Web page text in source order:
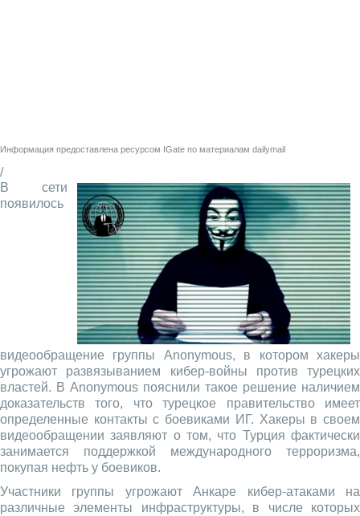
Информация предоставлена ресурсом IGate по материалам dailymail
/
В сети
появилось
видеообращение группы Anonymous, в котором хакеры
угрожают развязыванием кибер-войны против турецких
властей. В Anonymous пояснили такое решение наличием
доказательств того, что турецкое правительство имеет
определенные контакты с боевиками ИГ. Хакеры в своем
видеообращении заявляют о том, что Турция фактически
занимается поддержкой международного терроризма,
покупая нефть у боевиков.
Участники группы угрожают Анкаре кибер-атаками на
различные элементы инфраструктуры, в числе которых